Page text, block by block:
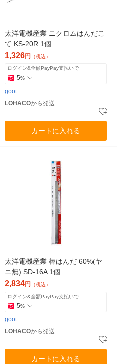
太洋電機産業 ニクロムはんだこ
て KS-20R 1個
1,326円 （税込）
ログイン&全額PayPay支払いで
5%
goot
LOHACOから発送
カートに入れる
太洋電機産業 棒はんだ 60%(ヤ
ニ無) SD-16A 1個
2,834円 （税込）
ログイン&全額PayPay支払いで
5%
goot
LOHACOから発送
カートに入れる